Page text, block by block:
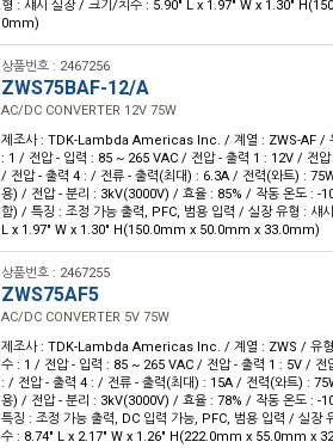
형 : 섀시 실장 / 크기/치수 : 5.90" L x 1.97" W x 1.30"
0mm)
상품번호 : 2467256
ZWS75BAF-12/A
AC/DC CONVERTER 12V 75W
제조사 : TDK-Lambda Americas Inc. / 계열 : ZWS-AF /
: 1 / 전압 - 입력 : 85 ~ 265 VAC / 전압 - 출력 1 : 12V / 전
/ 전압 - 출력 4 : / 전류 - 출력(최대) : 6.3A / 전력(와트) :
용) / 전압 - 분리 : 3kV(3000V) / 효율 : 85% / 작동 온도 : -
함) / 특징 : 조정 가능 출력, PFC, 범용 입력 / 실장 유형 : 섀
L x 1.97" W x 1.30" H(150.0mm x 50.0mm x 33.0mm)
상품번호 : 2467255
ZWS75AF5
AC/DC CONVERTER 5V 75W
제조사 : TDK-Lambda Americas Inc. / 계열 : ZWS / 유형
수 : 1 / 전압 - 입력 : 85 ~ 265 VAC / 전압 - 출력 1 : 5V / 전
: / 전압 - 출력 4 : / 전류 - 출력(최대) : 15A / 전력(와트) :
용) / 전압 - 분리 : 3kV(3000V) / 효율 : 78% / 작동 온도 : -
특징 : 조정 가능 출력, DC 입력 가능, PFC, 범용 입력 / 실장
수 : 8.74" L x 2.17" W x 1.26" H(222.0mm x 55.0mm x